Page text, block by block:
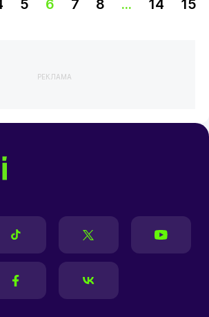
5 6 7 8 ... 14 15
РЕКЛАМА